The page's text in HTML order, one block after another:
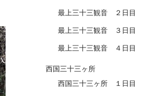
最上三十三観音 ２日目
最上三十三観音 ３日目
最上三十三観音 ４日目
西国三十三ヶ所
西国三十三ヶ所 １日目